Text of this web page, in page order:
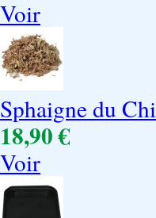
Voir
Sphaigne du
18,90 €
Voir